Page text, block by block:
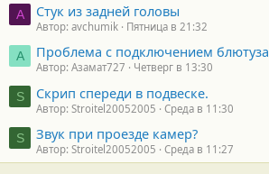
A Стук из задней головы
Автор: avchumik Пятница в 21:32
А Проблема с подключением блютуза
Автор: Азамат727 Четверг в 13:30
S Скрип спереди в подвеске.
Автор: Stroitel20052005 Среда в 11:30
S Звук при проезде камер?
Автор: Stroitel20052005 Среда в 11:27